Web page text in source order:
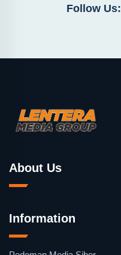
Follow Us:
About Us
Information